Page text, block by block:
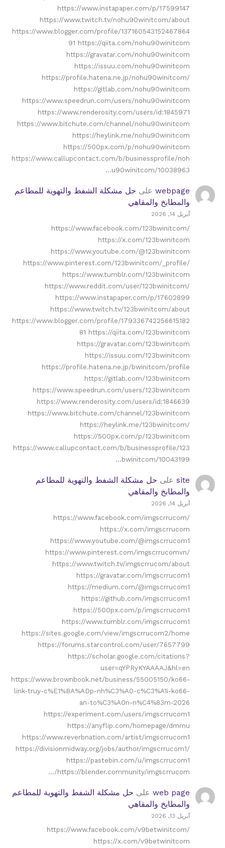
https://www.instapaper.com/p/17599147
https://www.twitch.tv/nohu90winitcom/about
https://www.blogger.com/profile/137160543152467864
91 https://qiita.com/nohu90winitcom
https://gravatar.com/nohu90winitcom
https://issuu.com/nohu90winitcom
https://profile.hatena.ne.jp/nohu90winitcom/
https://gitlab.com/nohu90winitcom
https://www.speedrun.com/users/nohu90winitcom
https://www.renderosity.com/users/id:1845971
https://www.bitchute.com/channel/nohu90winitcom
https://heylink.me/nohu90winitcom
https://500px.com/p/nohu90winitcom
https://www.callupcontact.com/b/businessprofile/noh
u90winitcom/10038963…
webpage على حل مشكلة الشفط والتهوية للمطاعم
والمطابخ والمقاهي
أبريل 14, 2026
https://www.facebook.com/123bwinitcom/
https://x.com/123bwinitcom
https://www.youtube.com/@123bwinitcom
https://www.pinterest.com/123bwinitcom/_profile/
https://www.tumblr.com/123bwinitcom
https://www.reddit.com/user/123bwinitcom/
https://www.instapaper.com/p/17602899
https://www.twitch.tv/123bwinitcom/about
https://www.blogger.com/profile/179336742256615182
81 https://qiita.com/123bwinitcom
https://gravatar.com/123bwinitcom
https://issuu.com/123bwinitcom
https://profile.hatena.ne.jp/bwinitcom/profile
https://gitlab.com/123bwinitcom
https://www.speedrun.com/users/123bwinitcom
https://www.renderosity.com/users/id:1846639
https://www.bitchute.com/channel/123bwinitcom
https://heylink.me/123bwinitcom/
https://500px.com/p/123bwinitcom
https://www.callupcontact.com/b/businessprofile/123
bwinitcom/10043199…
site على حل مشكلة الشفط والتهوية للمطاعم
والمطابخ والمقاهي
أبريل 14, 2026
https://www.facebook.com/imgscrrucom/
https://x.com/imgscrrucom
https://www.youtube.com/@imgscrrucom1
https://www.pinterest.com/imgscrrucomvn/
https://www.twitch.tv/imgscrrucom/about
https://gravatar.com/imgscrrucom1
https://medium.com/@imgscrrucom1
https://github.com/imgscrrucom1
https://500px.com/p/imgscrrucom1
https://www.tumblr.com/imgscrrucom1
https://sites.google.com/view/imgscrrucom2/home
https://forums.starcontrol.com/user/7657799
https://scholar.google.com/citations?
user=qYPRyKYAAAAJ&hl=en
https://www.brownbook.net/business/55005150/ko66-
link-truy-c%E1%BA%ADp-nh%C3%A0-c%C3%A1i-ko66-
an-to%C3%A0n-n%C4%83m-2026
https://experiment.com/users/imgscrrucom1
https://anyflip.com/homepage/dmrnu
https://www.reverbnation.com/artist/imgscrrucom1
https://divisionmidway.org/jobs/author/imgscrrucom1/
https://pastebin.com/u/imgscrrucom1
https://blender.community/imgscrrucom/…
web page على حل مشكلة الشفط والتهوية للمطاعم
والمطابخ والمقاهي
أبريل 13, 2026
https://www.facebook.com/v9betwinitcom/
https://x.com/v9betwinitcom